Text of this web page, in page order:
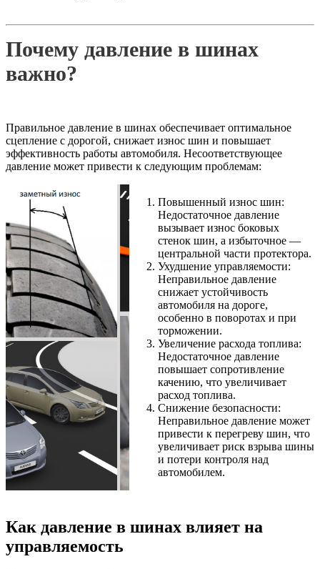
Почему давление в шинах
важно?
Правильное давление в шинах обеспечивает оптимальное
сцепление с дорогой, снижает износ шин и повышает
эффективность работы автомобиля. Несоответствующее
давление может привести к следующим проблемам:
Повышенный износ шин:
Недостаточное давление
вызывает износ боковых
стенок шин, а избыточное —
центральной части протектора.
Ухудшение управляемости:
Неправильное давление
снижает устойчивость
автомобиля на дороге,
особенно в поворотах и при
торможении.
Увеличение расхода топлива:
Недостаточное давление
повышает сопротивление
качению, что увеличивает
расход топлива.
Снижение безопасности:
Неправильное давление может
привести к перегреву шин, что
увеличивает риск взрыва шины
и потери контроля над
автомобилем.
Как давление в шинах влияет на
управляемость